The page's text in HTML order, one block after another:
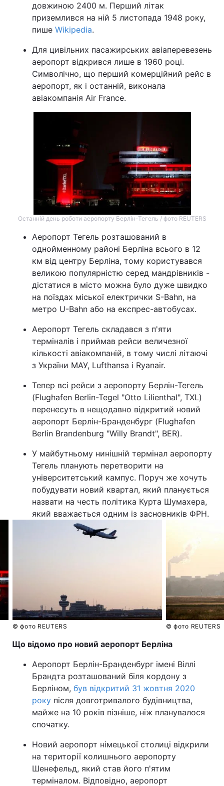
Екологія Регіони
Лонгріди
Статті
Інтерв'ю Думки
Архів Вакансії
Тема оформлення
довжиною 2400 м. Перший літак
приземлився на ній 5 листопада 1948 року,
пише Wikipedia.
Для цивільних пасажирських авіаперевезень
аеропорт відкрився лише в 1960 році.
Символічно, що перший комерційний рейс в
аеропорт, як і останній, виконала
авіакомпанія Air France.
Останній день роботи аеропорту Берлін-Тегель / фото REUTERS
Аеропорт Тегель розташований в
однойменному районі Берліна всього в 12
км від центру Берліна, тому користувався
великою популярністю серед мандрівників -
дістатися в місто можна було дуже швидко
на поїздах міської електрички S-Bahn, на
метро U-Bahn або на експрес-автобусах.
Аеропорт Тегель складався з п'яти
терміналів і приймав рейси величезної
кількості авіакомпаній, в тому числі літаючі
з України МАУ, Lufthansa і Ryanair.
Тепер всі рейси з аеропорту Берлін-Тегель
(Flughafen Berlin-Tegel "Otto Lilienthal", TXL)
перенесуть в нещодавно відкритий новий
аеропорт Берлін-Бранденбург (Flughafen
Berlin Brandenburg "Willy Brandt", BER).
У майбутньому нинішній термінал аеропорту
Тегель планують перетворити на
університетський кампус. Поруч же хочуть
побудувати новий квартал, який планується
назвати на честь політика Курта Шумахера,
який вважається одним із засновників ФРН.
© фото REUTERS © фото REUTERS
Що відомо про новий аеропорт Берліна
Аеропорт Берлін-Бранденбург імені Віллі
Брандта розташований біля кордону з
Берліном, був відкритий 31 жовтня 2020
року після довготривалого будівництва,
майже на 10 років пізніше, ніж планувалося
спочатку.
Новий аеропорт німецької столиці відкрили
на території колишнього аеропорту
Шенефельд, який став його п'ятим
терміналом. Відповідно, аеропорт